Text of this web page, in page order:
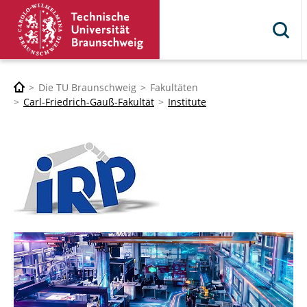
Die TU Braunschweig
Fakultäten
Carl-Friedrich-Gauß-Fakultät
Institute